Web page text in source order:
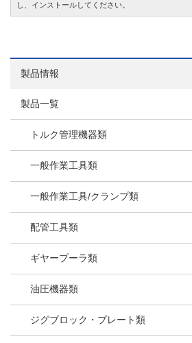
し、インストールしてください。
製品情報
製品一覧
トルク管理機器類
一般作業工具類
一般作業工具/クランプ類
配管工具類
ギヤープーラ類
油圧機器類
ジグブロック・プレート類